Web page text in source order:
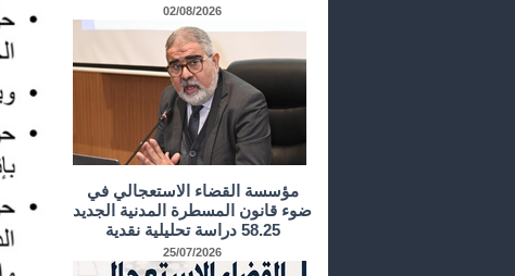
02/08/2026
مؤسسة القضاء الاستعجالي في
ضوء قانون المسطرة المدنية الجديد
58.25 دراسة تحليلية نقدية
25/07/2026